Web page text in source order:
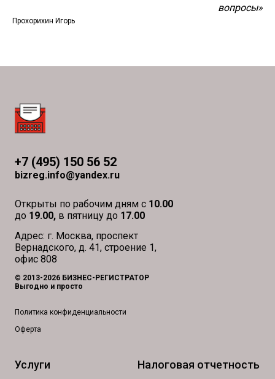
вопросы»
Прохорихин Игорь
+7 (495) 150 56 52
bizreg.info@yandex.ru
Открыты по рабочим дням с 10.00
до 19.00, в пятницу до 17.00
Адрес: г. Москва, проспект
Вернадского, д. 41, строение 1,
офис 808
© 2013-2026 БИЗНЕС-РЕГИСТРАТОР
Выгодно и просто
Политика конфиденциальности
Оферта
Услуги Налоговая отчетность